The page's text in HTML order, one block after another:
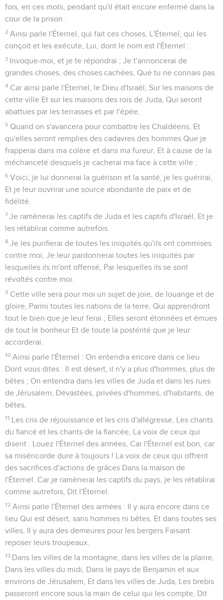
fois, en ces mots, pendant qu'il était encore enfermé dans la
cour de la prison :
2 Ainsi parle l'Éternel, qui fait ces choses, L'Éternel, qui les
conçoit et les exécute, Lui, dont le nom est l'Éternel :
3 Invoque-moi, et je te répondrai ; Je t'annoncerai de
grandes choses, des choses cachées, Que tu ne connais pas.
4 Car ainsi parle l'Éternel, le Dieu d'Israël, Sur les maisons de
cette ville Et sur les maisons des rois de Juda, Qui seront
abattues par les terrasses et par l'épée,
5 Quand on s'avancera pour combattre les Chaldéens, Et
qu'elles seront remplies des cadavres des hommes Que je
frapperai dans ma colère et dans ma fureur, Et à cause de la
méchanceté desquels je cacherai ma face à cette ville ;
6 Voici, je lui donnerai la guérison et la santé, je les guérirai,
Et je leur ouvrirai une source abondante de paix et de
fidélité.
7 Je ramènerai les captifs de Juda et les captifs d'Israël, Et je
les rétablirai comme autrefois.
8 Je les purifierai de toutes les iniquités qu'ils ont commises
contre moi, Je leur pardonnerai toutes les iniquités par
lesquelles ils m'ont offensé, Par lesquelles ils se sont
révoltés contre moi.
9 Cette ville sera pour moi un sujet de joie, de louange et de
gloire, Parmi toutes les nations de la terre, Qui apprendront
tout le bien que je leur ferai ; Elles seront étonnées et émues
de tout le bonheur Et de toute la postérité que je leur
accorderai.
10 Ainsi parle l'Éternel : On entendra encore dans ce lieu
Dont vous dites : Il est désert, il n'y a plus d'hommes, plus de
bêtes ; On entendra dans les villes de Juda et dans les rues
de Jérusalem, Dévastées, privées d'hommes, d'habitants, de
bêtes,
11 Les cris de réjouissance et les cris d'allégresse, Les chants
du fiancé et les chants de la fiancée, La voix de ceux qui
disent : Louez l'Éternel des armées, Car l'Éternel est bon, car
sa miséricorde dure à toujours ! La voix de ceux qui offrent
des sacrifices d'actions de grâces Dans la maison de
l'Éternel. Car je ramènerai les captifs du pays, je les rétablirai
comme autrefois, Dit l'Éternel.
12 Ainsi parle l'Éternel des armées : Il y aura encore dans ce
lieu Qui est désert, sans hommes ni bêtes, Et dans toutes ses
villes, Il y aura des demeures pour les bergers Faisant
reposer leurs troupeaux.
13 Dans les villes de la montagne, dans les villes de la plaine,
Dans les villes du midi, Dans le pays de Benjamin et aux
environs de Jérusalem, Et dans les villes de Juda, Les brebis
passeront encore sous la main de celui qui les compte, Dit